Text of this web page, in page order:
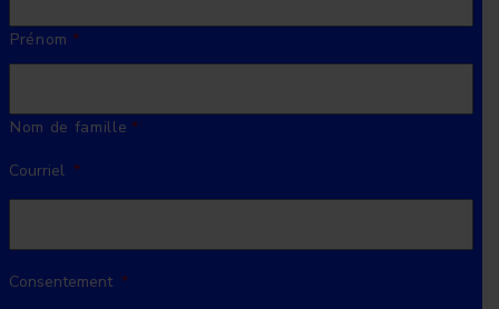
Prénom
Nom de famille
Courriel *
Consentement *